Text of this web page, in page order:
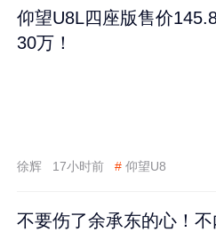
仰望U8L四座版售价
30万！
徐辉 17小时前 # 仰望U8
不要伤了余承东的心！